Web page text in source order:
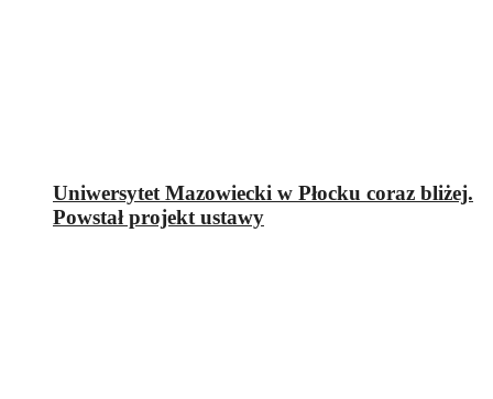
Uniwersytet Mazowiecki w Płocku coraz bliżej.
Powstał projekt ustawy